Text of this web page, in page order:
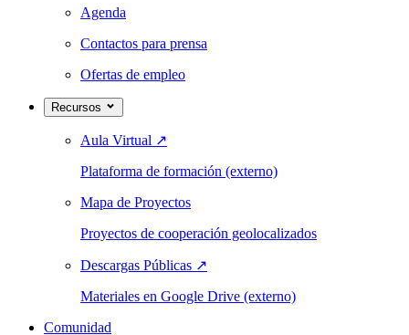
Agenda
Contactos para prensa
Ofertas de empleo
Recursos
Aula Virtual ↗
Plataforma de formación (externo)
Mapa de Proyectos
Proyectos de cooperación geolocalizados
Descargas Públicas ↗
Materiales en Google Drive (externo)
Comunidad